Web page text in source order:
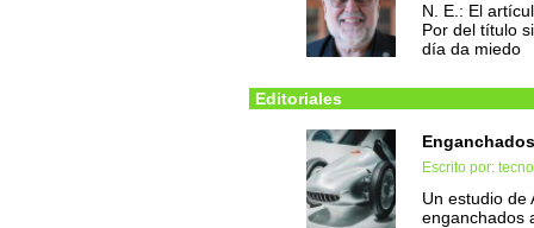
N. E.: El
Por del título
día da miedo
Editoriales
Escrito por:
Un estudio de
enganchados